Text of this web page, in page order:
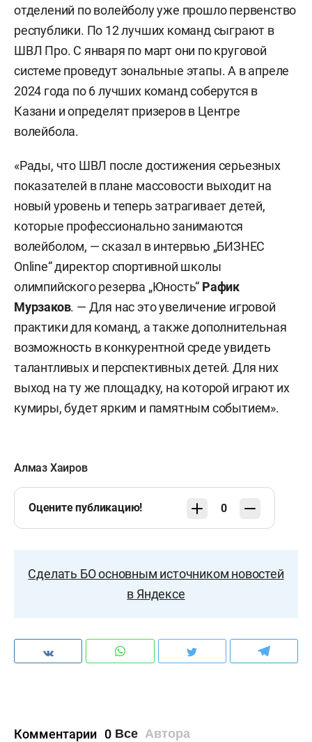
отделений по волейболу уже прошло первенство
республики. По 12 лучших команд сыграют в
ШВЛ Про. С января по март они по круговой
системе проведут зональные этапы. А в апреле
2024 года по 6 лучших команд соберутся в
Казани и определят призеров в Центре
волейбола.
«Рады, что ШВЛ после достижения серьезных
показателей в плане массовости выходит на
новый уровень и теперь затрагивает детей,
которые профессионально занимаются
волейболом, — сказал в интервью „БИЗНЕС
Online“ директор спортивной школы
олимпийского резерва „Юность“ Рафик
Мурзаков. — Для нас это увеличение игровой
практики для команд, а также дополнительная
возможность в конкурентной среде увидеть
талантливых и перспективных детей. Для них
выход на ту же площадку, на которой играют их
кумиры, будет ярким и памятным событием».
Алмаз Хаиров
Оцените публикацию! 0
Сделать БО основным источником новостей
в Яндексе
Комментарии 0 Все Автора